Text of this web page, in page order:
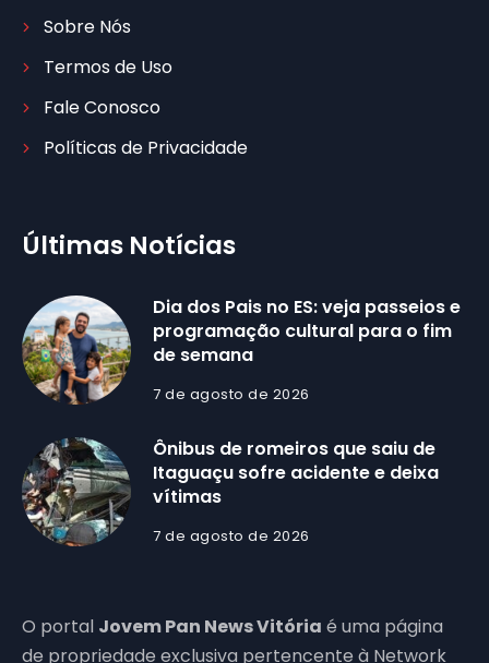
Sobre Nós
Termos de Uso
Fale Conosco
Políticas de Privacidade
Últimas Notícias
Dia dos Pais no ES: veja passeios e
programação cultural para o fim
de semana
7 de agosto de 2026
Ônibus de romeiros que saiu de
Itaguaçu sofre acidente e deixa
vítimas
7 de agosto de 2026
O portal Jovem Pan News Vitória é uma página
de propriedade exclusiva pertencente à Network